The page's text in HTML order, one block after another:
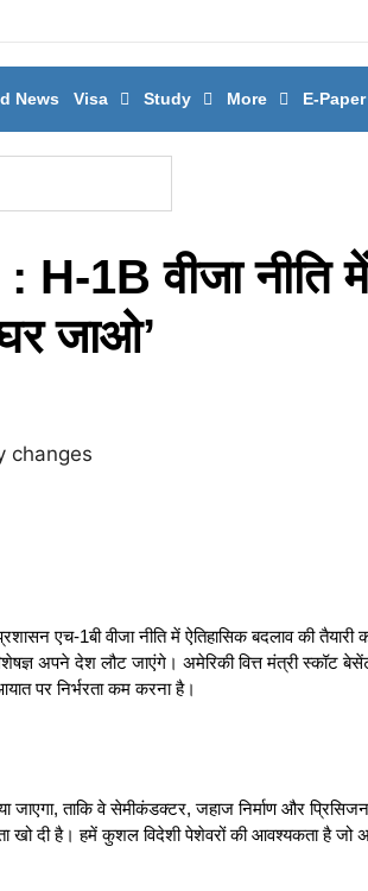
News Visa Study More E-Paper
1B वीजा नीति में
जाओ’
एच-1बी वीजा नीति में ऐतिहासिक बदलाव की
अपने देश लौट जाएंगे। अमेरिकी वित्त मंत्री स्कॉट
पर निर्भरता कम करना है।
जाएगा, ताकि वे सेमीकंडक्टर, जहाज निर्माण और
खो दी है। हमें कुशल विदेशी पेशेवरों की आवश्यकता है जो